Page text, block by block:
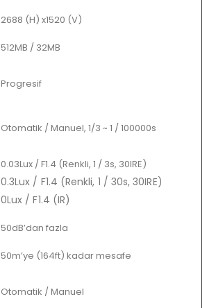
2688 (H) x1520 (V)
512MB / 32MB
Progresif
Otomatik / Manuel, 1/3 ~ 1 / 100000s
0.03Lux / F1.4 (Renkli, 1 / 3s, 30IRE)
0.3Lux / F1.4 (Renkli, 1 / 30s, 30IRE)
0Lux / F1.4 (IR)
50dB’dan fazla
50m’ye (164ft) kadar mesafe
Otomatik / Manuel